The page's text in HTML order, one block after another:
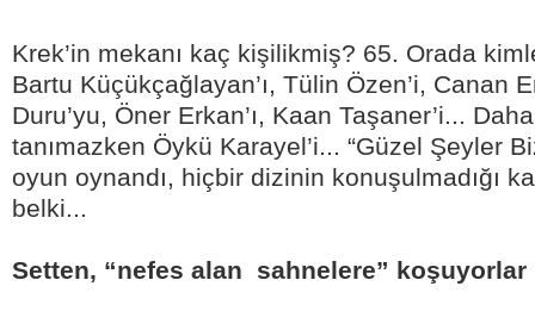
Krek’in mekanı kaç kişilikmiş? 65. Orada
Bartu Küçükçağlayan’ı, Tülin Özen’i, Canan
Duru’yu, Öner Erkan’ı, Kaan Taşaner’i...
tanımazken Öykü Karayel’i... “Güzel Şeyler
oyun oynandı, hiçbir dizinin konuşulmadığı
belki...
Setten, “nefes alan sahnelere” koşuyorlar